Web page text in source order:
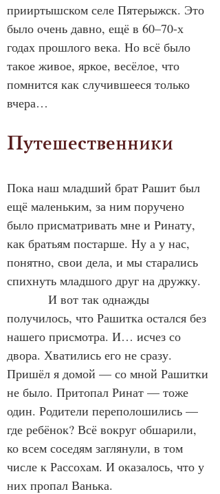
прииртышском селе Пятерыжск. Это
было очень давно, ещё в 60–70-х
годах прошлого века. Но всё было
такое живое, яркое, весёлое, что
помнится как случившееся только
вчера…
Путешественники
Пока наш младший брат Рашит был
ещё маленьким, за ним поручено
было присматривать мне и Ринату,
как братьям постарше. Ну а у нас,
понятно, свои дела, и мы старались
спихнуть младшого друг на дружку.
получилось, что Рашитка остался без
нашего присмотра. И… исчез со
двора. Хватились его не сразу.
Пришёл я домой — со мной Рашитки
не было. Притопал Ринат — тоже
один. Родители переполошились —
где ребёнок? Всё вокруг обшарили,
ко всем соседям заглянули, в том
числе к Рассохам. И оказалось, что у
них пропал Ванька.